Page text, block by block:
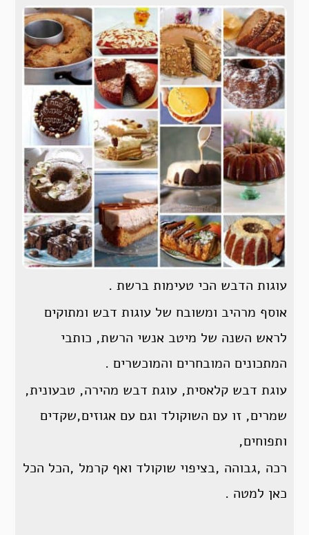
עוגות הדבש הכי טעימות ברשת .
אוסף מרהיב ומשובח של עוגות דבש ומתוקים
לראש השנה של מיטב אנשי הרשת, כותבי
המתכונים המובחרים והמוכשרים .
עוגת דבש קלאסית, עוגת דבש מהירה, טבעונית,
שמרים, זו עם השוקולד וגם עם אגוזים,שקדים
ותפוחים,
רכה ,גבוהה ,בציפוי שוקולד ואף קרמל ,הכל הכל
כאן למטה .